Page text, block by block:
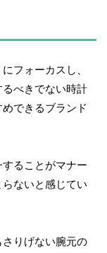
フォーカスし、
べきでない時計
できるブランド
ることがマナー
ないと感じてい
りげない腕元の